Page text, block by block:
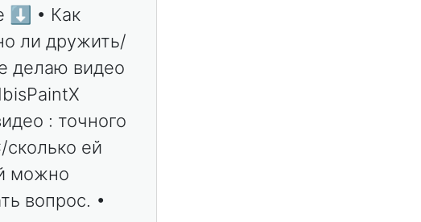
⬇️ • Как
ли дружить/
делаю видео
: точного
ей
можно
вопрос. •